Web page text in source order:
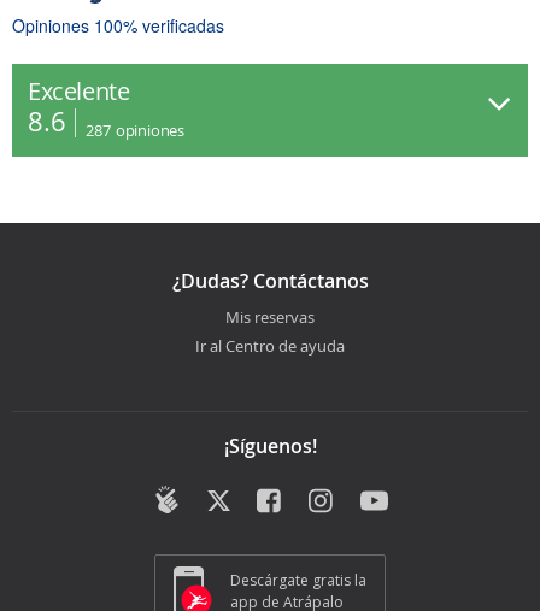
Opiniones 100% verificadas
Excelente
8.6 287 opiniones
¿Dudas? Contáctanos
Mis reservas
Ir al Centro de ayuda
¡Síguenos!
Descárgate gratis la
app de Atrápalo